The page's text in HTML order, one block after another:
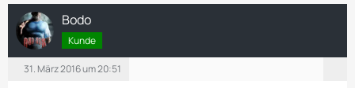
Bodo
Kunde
31. März 2016 um 20:51